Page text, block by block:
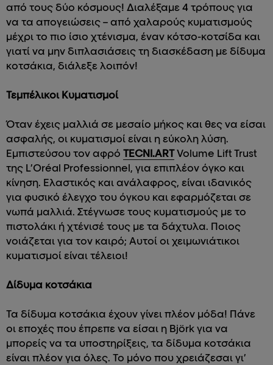
από τους δύο κόσμους! Διαλέξαμε 4 τρόπους για
να τα απογειώσεις – από χαλαρούς κυματισμούς
μέχρι το πιο ίσιο χτένισμα, έναν κότσο-κοτσίδα και
γιατί να μην διπλασιάσεις τη διασκέδαση με δίδυμα
κοτσάκια, διάλεξε λοιπόν!
Τεμπέλικοι Κυματισμοί
Όταν έχεις μαλλιά σε μεσαίο μήκος και θες να είσαι
ασφαλής, οι κυματισμοί είναι η εύκολη λύση.
Εμπιστεύσου τον αφρό TECNI.ARTVolume Lift Trust
της L’Oréal Professionnel, για επιπλέον όγκο και
κίνηση. Ελαστικός και ανάλαφρος, είναι ιδανικός
για φυσικό έλεγχο του όγκου και εφαρμόζεται σε
νωπά μαλλιά. Στέγνωσε τους κυματισμούς με το
πιστολάκι ή χτένισέ τους με τα δάχτυλα. Ποιος
νοιάζεται για τον καιρό; Αυτοί οι χειμωνιάτικοι
κυματισμοί είναι τέλειοι!
Δίδυμα κοτσάκια
Τα δίδυμα κοτσάκια έχουν γίνει πλέον μόδα! Πάνε
οι εποχές που έπρεπε να είσαι η Björk για να
μπορείς να τα υποστηρίξεις, τα δίδυμα κοτσάκια
είναι πλέον για όλες. Το μόνο που χρειάζεσαι γι’